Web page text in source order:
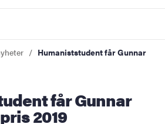
Humaniststudent får Gunnar
2019